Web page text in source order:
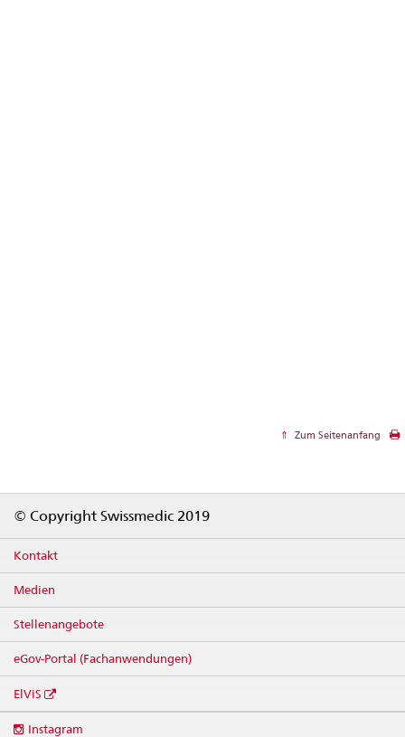
Zum Seitenanfang
© Copyright Swissmedic 2019
Kontakt
Medien
Stellenangebote
eGov-Portal (Fachanwendungen)
ElViS
Instagram